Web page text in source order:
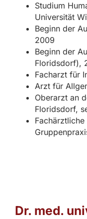
Studium
Universität
Beginn der
2009
Beginn der
Floridsdorf),
Facharzt für
Arzt für
Oberarzt an
Floridsdorf,
Dr. med.